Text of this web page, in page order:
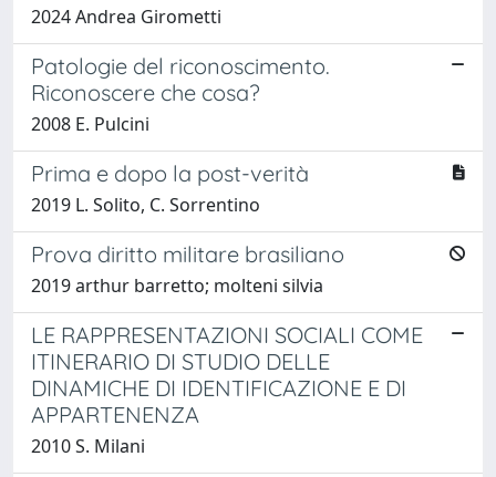
2024 Andrea Girometti
Patologie del riconoscimento.
Riconoscere che cosa?
2008 E. Pulcini
Prima e dopo la post-verità
2019 L. Solito, C. Sorrentino
Prova diritto militare brasiliano
2019 arthur barretto; molteni silvia
LE RAPPRESENTAZIONI SOCIALI COME
ITINERARIO DI STUDIO DELLE
DINAMICHE DI IDENTIFICAZIONE E DI
APPARTENENZA
2010 S. Milani